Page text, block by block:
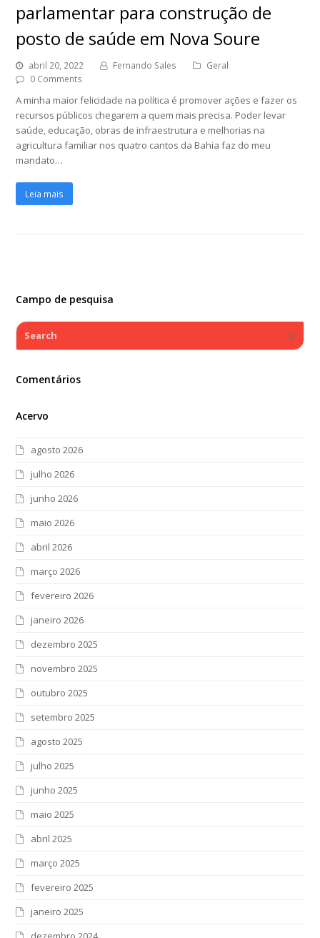
parlamentar para construção de
posto de saúde em Nova Soure
abril 20, 2022 Fernando Sales
Geral
0 Comments
A minha maior felicidade na política é promover ações e fazer os
recursos públicos chegarem a quem mais precisa. Poder levar
saúde, educação, obras de infraestrutura e melhorias na
agricultura familiar nos quatro cantos da Bahia faz do meu
mandato…
Leia mais
Campo de pesquisa
Search
Comentários
Acervo
agosto 2026
julho 2026
junho 2026
maio 2026
abril 2026
março 2026
fevereiro 2026
janeiro 2026
dezembro 2025
novembro 2025
outubro 2025
setembro 2025
agosto 2025
julho 2025
junho 2025
maio 2025
abril 2025
março 2025
fevereiro 2025
janeiro 2025